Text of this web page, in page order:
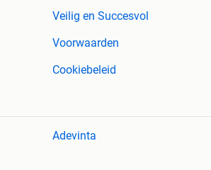
Veilig en Succesvol
Voorwaarden
Cookiebeleid
Adevinta